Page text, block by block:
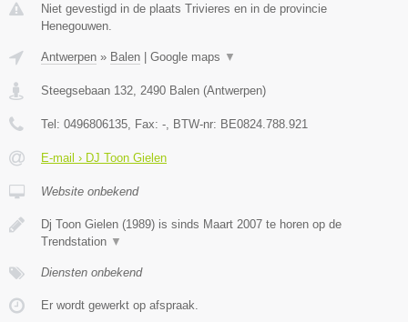
Niet gevestigd in de plaats Trivieres en in de provincie
Henegouwen.
Antwerpen » Balen | Google maps ▼
Steegsebaan 132 2490 Balen (Antwerpen)
Tel: 0496806135 , Fax: - , BTW-nr: BE0824.788.921
E-mail › DJ Toon Gielen
Website onbekend
Dj Toon Gielen (1989) is sinds Maart 2007 te horen op de
Trendstation ▼
Diensten onbekend
Er wordt gewerkt op afspraak.